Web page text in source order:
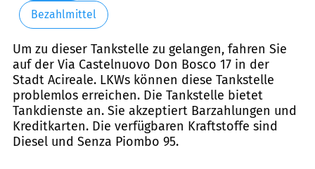
Bezahlmittel
Um zu dieser Tankstelle zu gelangen, fahren Sie
auf der Via Castelnuovo Don Bosco 17 in der
Stadt Acireale. LKWs können diese Tankstelle
problemlos erreichen. Die Tankstelle bietet
Tankdienste an. Sie akzeptiert Barzahlungen und
Kreditkarten. Die verfügbaren Kraftstoffe sind
Diesel und Senza Piombo 95.